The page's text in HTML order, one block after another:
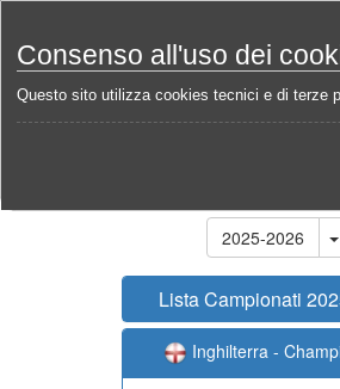
Consenso all'uso dei
Questo sito utilizza cookies tecnici e di terze
Home Campionati
2025-2026
Lista Campionati
Inghilterra -